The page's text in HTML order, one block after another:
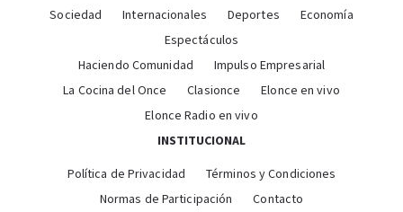
Sociedad
Internacionales Deportes
Economía
Espectáculos
Haciendo Comunidad
Impulso Empresarial
La Cocina del Once
Clasionce
Elonce en vivo
Elonce Radio en vivo
INSTITUCIONAL
Política de Privacidad
Términos y Condiciones
Normas de Participación
Contacto